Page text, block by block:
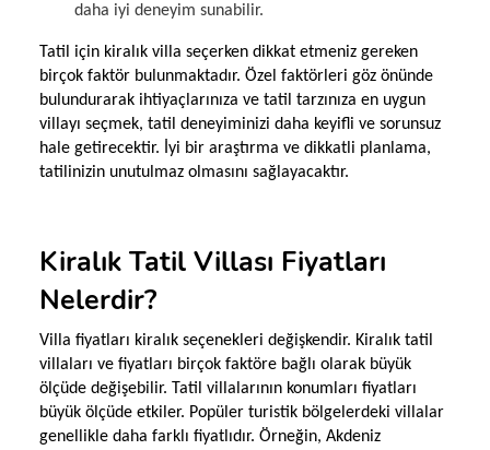
daha iyi deneyim sunabilir.
Tatil için kiralık villa seçerken dikkat etmeniz gereken
birçok faktör bulunmaktadır. Özel faktörleri göz önünde
bulundurarak ihtiyaçlarınıza ve tatil tarzınıza en uygun
villayı seçmek, tatil deneyiminizi daha keyifli ve sorunsuz
hale getirecektir. İyi bir araştırma ve dikkatli planlama,
tatilinizin unutulmaz olmasını sağlayacaktır.
Kiralık Tatil Villası Fiyatları
Nelerdir?
Villa fiyatları kiralık seçenekleri değişkendir. Kiralık tatil
villaları ve fiyatları birçok faktöre bağlı olarak büyük
ölçüde değişebilir. Tatil villalarının konumları fiyatları
büyük ölçüde etkiler. Popüler turistik bölgelerdeki villalar
genellikle daha farklı fiyatlıdır. Örneğin, Akdeniz